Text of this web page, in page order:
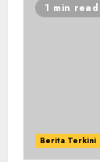
1 min read
Berita Terkini